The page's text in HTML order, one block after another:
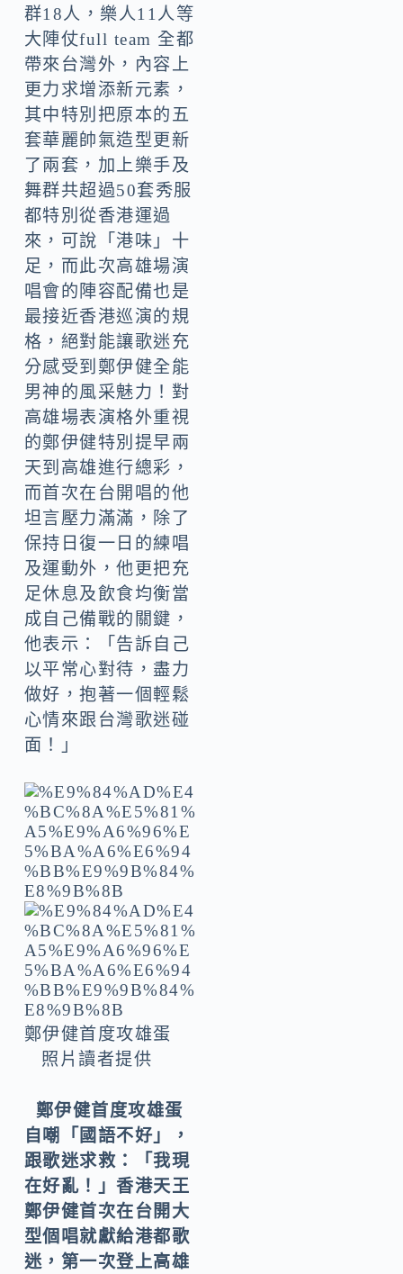
群18人，樂人11人等
大陣仗full team 全都
帶來台灣外，內容上
更力求增添新元素，
其中特別把原本的五
套華麗帥氣造型更新
了兩套，加上樂手及
舞群共超過50套秀服
都特別從香港運過
來，可說「港味」十
足，而此次高雄場演
唱會的陣容配備也是
最接近香港巡演的規
格，絕對能讓歌迷充
分感受到鄭伊健全能
男神的風采魅力！對
高雄場表演格外重視
的鄭伊健特別提早兩
天到高雄進行總彩，
而首次在台開唱的他
坦言壓力滿滿，除了
保持日復一日的練唱
及運動外，他更把充
足休息及飲食均衡當
成自己備戰的關鍵，
他表示：「告訴自己
以平常心對待，盡力
做好，抱著一個輕鬆
心情來跟台灣歌迷碰
面！」
鄭伊健首度攻雄蛋
照片讀者提供
鄭伊健首度攻雄蛋
自嘲「國語不好」，
跟歌迷求救：「我現
在好亂！」香港天王
鄭伊健首次在台開大
型個唱就獻給港都歌
迷，第一次登上高雄